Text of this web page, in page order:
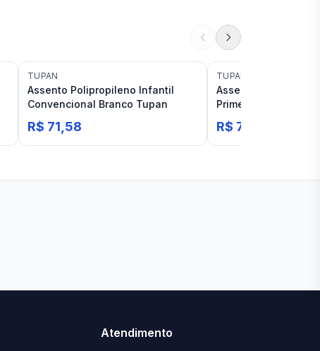
TUPAN
Assento Polipropileno Infantil
Convencional Branco Tupan
R$ 71,58
TUPAN
Assento Universal
Prime Convencional
R$ 73,19
Atendimento